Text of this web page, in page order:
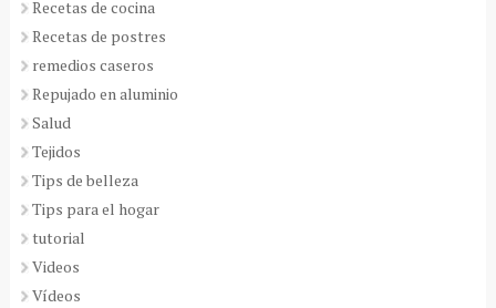
Recetas de cocina
Recetas de postres
remedios caseros
Repujado en aluminio
Salud
Tejidos
Tips de belleza
Tips para el hogar
tutorial
Videos
Vídeos